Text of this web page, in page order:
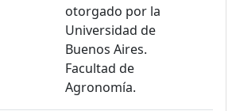
otorgado por la
Universidad de
Buenos Aires.
Facultad de
Agronomía.